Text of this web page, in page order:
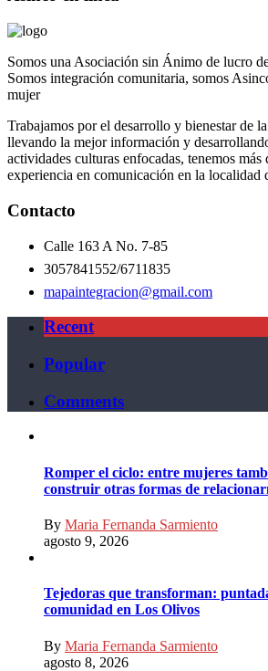
Somos una Asociación sin Ánimo de lucro
Somos integración comunitaria, somos
mujer
Trabajamos por el desarrollo y bienestar de
llevando la mejor información y
actividades culturas enfocadas, tenemos más
experiencia en comunicación en la localidad
Contacto
Calle 163 A No. 7-85
3057841552/6711835
mapaintegracion@gmail.com
Recent
Popular
Comments
Romper el ciclo: entre mujeres
construir otras formas de
By Maria Fernanda Sarmiento
agosto 9, 2026
Tejedoras que transforman:
comunidad en Los Olivos
By Maria Fernanda Sarmiento
agosto 8, 2026